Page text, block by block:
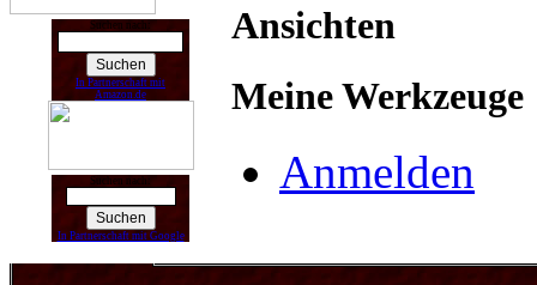
Suchen nach:
In Partnerschaft mit
Amazon.de
Suchen nach:
In Partnerschaft mit Google
Ansichten
Meine Werkzeuge
Anmelden